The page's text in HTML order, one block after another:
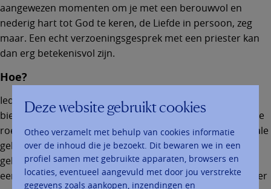
aangewezen momenten om je met een berouwvol en
nederig hart tot God te keren, de Liefde in persoon, zeg
maar. Een echt verzoeningsgesprek met een priester kan
dan erg betekenisvol zijn.
Hoe?
Iedereen kan zich nog wel iets voorstellen bij een
biechtstoel, maar ze worden nog maar zelden gebruikt. Ze
roepen een tijd op waarin het sacrament door het massale
gebruik vaak vervormd en uitgehold werd. Vandaag
gebeuren verzoeningsgesprekken vaker aan een tafel bij
een kaars, een Bijbel of een icoon. De grens met een ander
Deze website gebruikt cookies
Otheo verzamelt met behulp van cookies informatie
over de inhoud die je bezoekt. Dit bewaren we in een
profiel samen met gebruikte apparaten, browsers en
locaties, eventueel aangevuld met door jou verstrekte
gegevens zoals aankopen, inzendingen en